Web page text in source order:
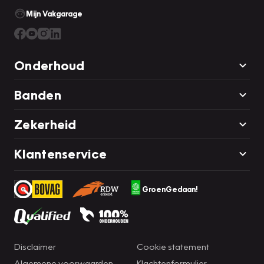
Mijn Vakgarage
Onderhoud
Banden
Zekerheid
Klantenservice
GroenGedaan!
Disclaimer
Cookie statement